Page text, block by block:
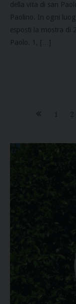
della vita di san
Paolino. In ogni
esposti la mostra di
Paolo. 1, […]
Posts
1 2